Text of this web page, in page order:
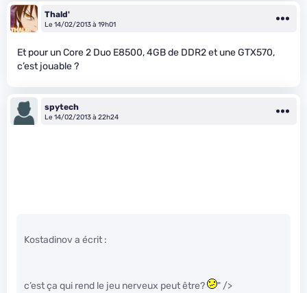
Thald'
Le 14/02/2013 à 19h01
Et pour un Core 2 Duo E8500, 4GB de DDR2 et une GTX570,
c’est jouable ?
spytech
Le 14/02/2013 à 22h24
Kostadinov a écrit :
c’est ça qui rend le jeu nerveux peut être? " />